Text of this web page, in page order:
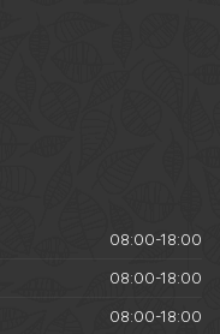
08:00-18:00
08:00-18:00
08:00-18:00